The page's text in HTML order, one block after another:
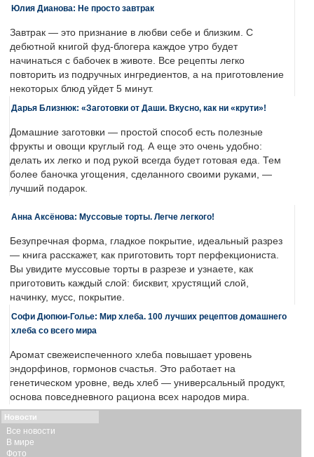
Юлия Дианова: Не просто завтрак
Завтрак — это признание в любви себе и близким. С
дебютной книгой фуд-блогера каждое утро будет
начинаться с бабочек в животе. Все рецепты легко
повторить из подручных ингредиентов, а на приготовление
некоторых блюд уйдет 5 минут.
Дарья Близнюк: «Заготовки от Даши. Вкусно, как ни «крути»!
Домашние заготовки — простой способ есть полезные
фрукты и овощи круглый год. А еще это очень удобно:
делать их легко и под рукой всегда будет готовая еда. Тем
более баночка угощения, сделанного своими руками, —
лучший подарок.
Анна Аксёнова: Муссовые торты. Легче легкого!
Безупречная форма, гладкое покрытие, идеальный разрез
— книга расскажет, как приготовить торт перфекциониста.
Вы увидите муссовые торты в разрезе и узнаете, как
приготовить каждый слой: бисквит, хрустящий слой,
начинку, мусс, покрытие.
Софи Дюпюи-Голье: Мир хлеба. 100 лучших рецептов домашнего
хлеба со всего мира
Аромат свежеиспеченного хлеба повышает уровень
эндорфинов, гормонов счастья. Это работает на
генетическом уровне, ведь хлеб — универсальный продукт,
основа повседневного рациона всех народов мира.
Новости
Все новости
В мире
Фото